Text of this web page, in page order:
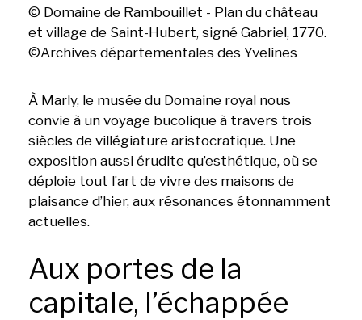
© Domaine de Rambouillet - Plan du château
et village de Saint-Hubert, signé Gabriel, 1770.
©Archives départementales des Yvelines
À Marly, le musée du Domaine royal nous
convie à un voyage bucolique à travers trois
siècles de villégiature aristocratique. Une
exposition aussi érudite qu’esthétique, où se
déploie tout l’art de vivre des maisons de
plaisance d’hier, aux résonances étonnamment
actuelles.
Aux portes de la
capitale, l’échappée